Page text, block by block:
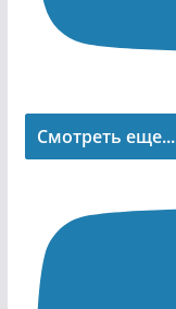
Смотреть еще...